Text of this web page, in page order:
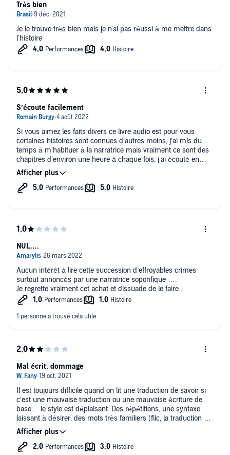
Je le trouve très bien mais je n'ai pas réussi à me mettre dans
l'histoire
Très bien
Si vous aimez les faits divers ce livre audio est pour vous
certaines histoires sont connues d’autres moins, j’ai mis du
temps à m’habituer à la narratrice mais vraiment ce sont des
chapitres d’environ une heure à chaque fois, j’ai écouté en
voiture ça passait trop bien
S’écoute facilement
Aucun intérêt à lire cette succession d’effroyables crimes
surtout annoncés par une narratrice soporifique ….
Je regrette vraiment cet achat et dissuade de le faire .
NUL….
Il est toujours difficile quand on lit une traduction de savoir si
c’est une mauvaise traduction ou une mauvaise écriture de
base… le style est déplaisant. Des répétitions, une syntaxe
laissant à désirer, des mots très familiers (flic, la traduction de
cop, j’imagine, qui passe peut-être mieux en anglais). Mes
oreilles saignaient.
Mal écrit, dommage